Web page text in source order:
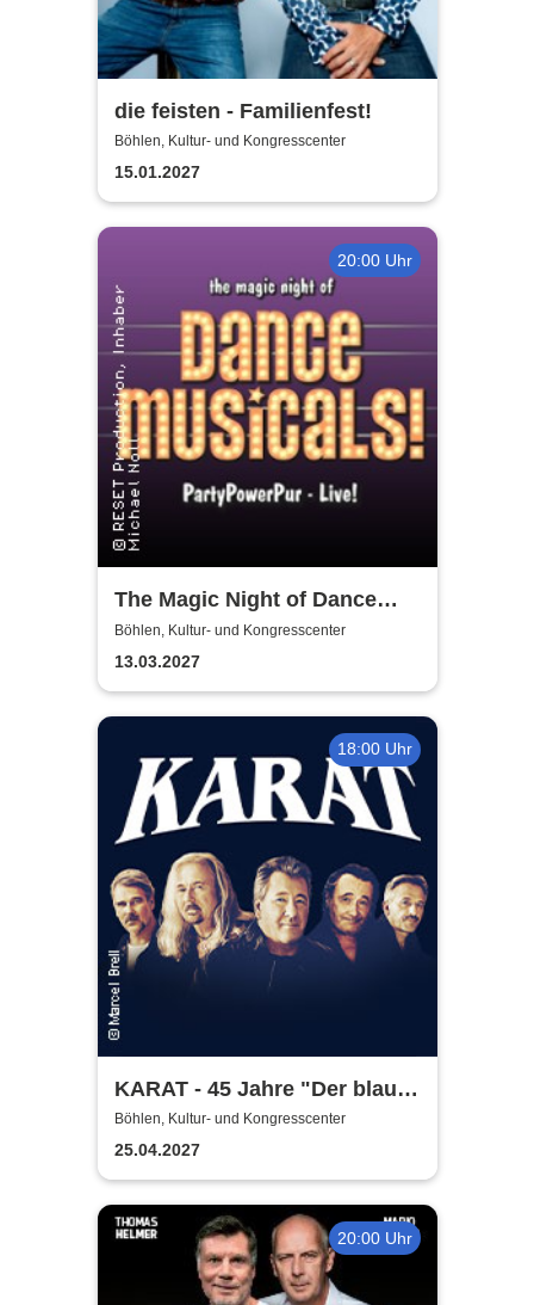
die feisten - Familienfest!
Böhlen, Kultur- und Kongresscenter
15.01.2027
20:00 Uhr
The Magic Night of Dance
Musicals
Böhlen, Kultur- und Kongresscenter
13.03.2027
18:00 Uhr
KARAT - 45 Jahre "Der blaue
Planet"
Böhlen, Kultur- und Kongresscenter
25.04.2027
20:00 Uhr